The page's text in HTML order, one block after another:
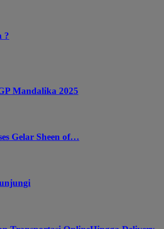
?
Mandalika 2025
Gelar Sheen of…